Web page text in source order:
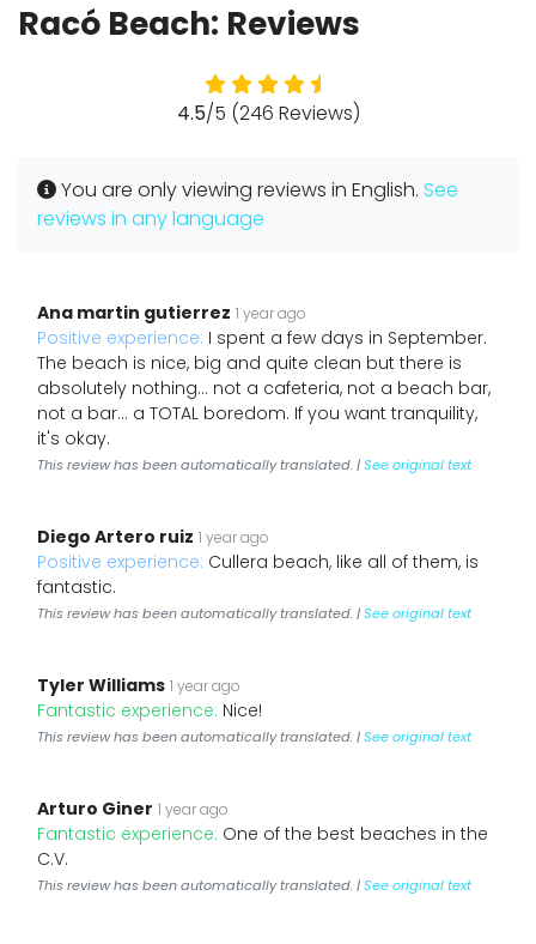
Racó Beach: Reviews
4.5/5 (246 Reviews)
You are only viewing reviews in English. See
reviews in any language
Ana martin gutierrez 1 year ago
Positive experience: I spent a few days in September.
The beach is nice, big and quite clean but there is
absolutely nothing... not a cafeteria, not a beach bar,
not a bar... a TOTAL boredom. If you want tranquility,
it's okay.
This review has been automatically translated. |See original text
Diego Artero ruiz 1 year ago
Positive experience: Cullera beach, like all of them, is
fantastic.
This review has been automatically translated. |See original text
Tyler Williams 1 year ago
Fantastic experience: Nice!
This review has been automatically translated. |See original text
Arturo Giner 1 year ago
Fantastic experience: One of the best beaches in the
C.V.
This review has been automatically translated. |See original text